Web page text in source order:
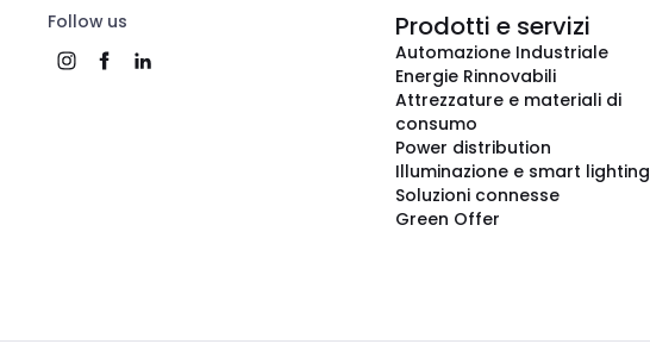
Follow us Prodotti e servizi
Automazione Industriale
Energie Rinnovabili
Attrezzature e materiali di
consumo
Power distribution
Illuminazione e smart lighting
Soluzioni connesse
Green Offer